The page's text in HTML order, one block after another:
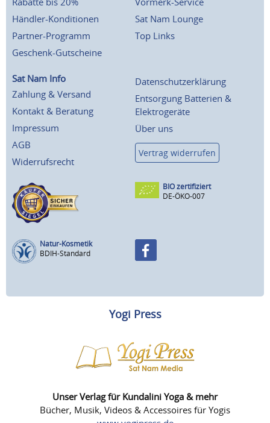
Händler-Konditionen
Partner-Programm
Geschenk-Gutscheine
Sat Nam Lounge
Top Links
Sat Nam Info
Zahlung & Versand
Kontakt & Beratung
Impressum
AGB
Widerrufsrecht
Datenschutzerklärung
Entsorgung Batterien &
Elektrogeräte
Über uns
Vertrag widerrufen
BIO zertifiziert
DE-ÖKO-007
Natur-Kosmetik
BDIH-Standard
Yogi Press
Unser Verlag für Kundalini Yoga & mehr
Bücher, Musik, Videos & Accessoires für Yogis